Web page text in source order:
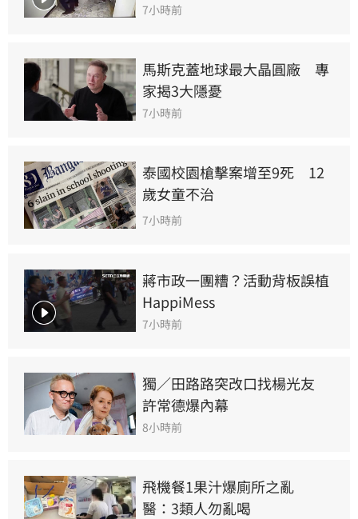
7小時前
馬斯克蓋地球最大晶圓廠　專
家揭3大隱憂
7小時前
泰國校園槍擊案增至9死　12
歲女童不治
7小時前
蔣市政一團糟？活動背板誤植
HappiMess
7小時前
獨／田路路突改口找楊光友
許常德爆內幕
8小時前
飛機餐1果汁爆廁所之亂
醫：3類人勿亂喝